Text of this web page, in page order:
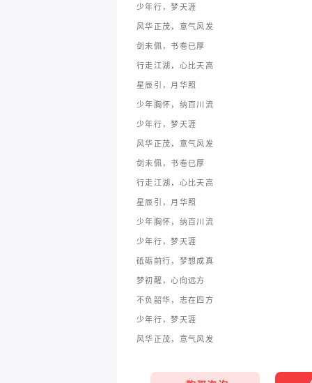
少年行，梦天涯
风华正茂，意气风发
剑未佩，书卷已厚
行走江湖，心比天高
星辰引，月华照
少年胸怀，纳百川流
少年行，梦天涯
风华正茂，意气风发
剑未佩，书卷已厚
行走江湖，心比天高
星辰引，月华照
少年胸怀，纳百川流
少年行，梦天涯
砥砺前行，梦想成真
梦初醒，心向远方
不负韶华，志在四方
少年行，梦天涯
风华正茂，意气风发